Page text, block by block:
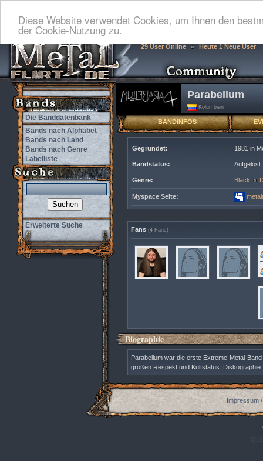
Diese Website verwendet Cookies, um Ihnen den
der Cookie-Nutzung zu.
29 User Online Heute 1 Neue User
Die Banddatenbank
Bands nach Alphabet
Bands nach Land
Bands nach Genre
Labelliste
Erweiterte Suche
Parabellum
Kolumbien
BANDINFOS
Gegründet: 1981 in
Bandstatus: Aufgelöst
Genre: Black
Myspace Seite:
Fans (4 Fans)
Biographie
Parabellum war die erste Extreme-Metal-
großen Respekt und Kultstatus.
Impressum